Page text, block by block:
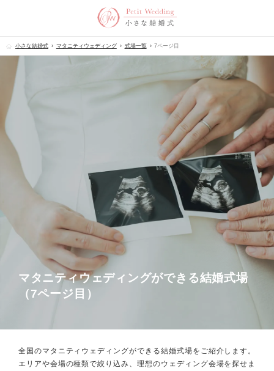
小さな結婚式 マタニティウェディング 式場一覧 7ページ目
マタニティウェディングができる結婚式場
（7ページ目）
全国のマタニティウェディングができる結婚式場をご紹介します。
エリアや会場の種類で絞り込み、理想のウェディング会場を探せま